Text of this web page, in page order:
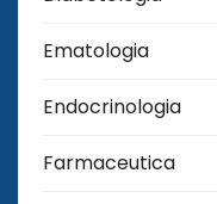
Ematologia
Endocrinologia
Farmaceutica